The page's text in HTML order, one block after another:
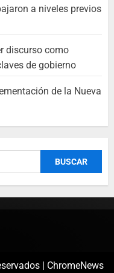
a niveles previos
discurso como
de gobierno
de la Nueva
ChromeNews